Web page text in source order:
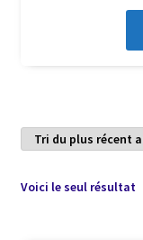
Voici le seul résultat